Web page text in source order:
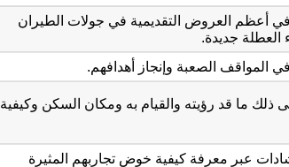
أعظم العروض التقديمية في جولات الطيران
جديدة.
المواقف الصعبة وإنجاز أهدافهم.
ذلك ما قد رؤيته والقيام به ومكان السكن وكيفية
عبر معرفة كيفية خوض تجاربهم المثيرة